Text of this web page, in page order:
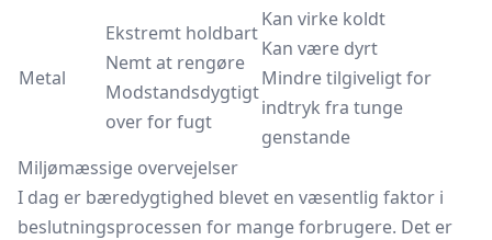
Metal
Ekstremt holdbart
Nemt at rengøre
Modstandsdygtigt
over for fugt
Kan virke koldt
Kan være dyrt
Mindre tilgiveligt for
indtryk fra tunge
genstande
Miljømæssige overvejelser
I dag er bæredygtighed blevet en væsentlig faktor i
beslutningsprocessen for mange forbrugere. Det er